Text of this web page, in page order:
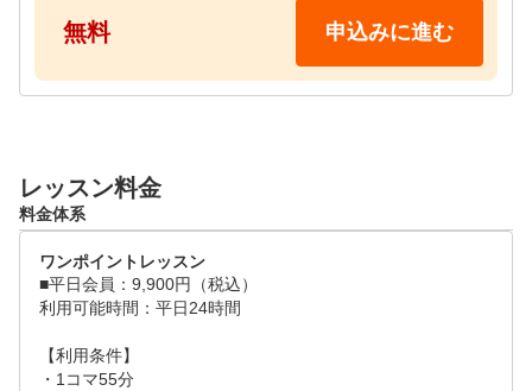
■体験可能時間
12:00~19:00
無料 申込みに進む
レッスン料金
料金体系
ワンポイントレッスン
■平日会員：9,900円（税込）
利用可能時間：平日24時間
【利用条件】
・1コマ55分